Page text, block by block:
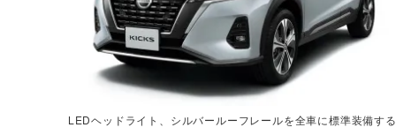
LEDヘッドライト、シルバールーフレールを全車に標準装備する